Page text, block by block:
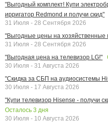
"Выгодный комплект! Купи
ирригатор Redmond и получи скид"
31 Июля - 28 Сентября 2026
"Выгодные цены на хозяйственные
31 Июля - 28 Сентября 2026
"Выгодная цена на телевизор LG!"
30 Июля - 31 Августа 2026
"Скидка за СБП на аудиосистемы
30 Июля - 17 Августа 2026
"Купи телевизор Hisense - получи
Осталось 3 дня
30 Июля - 10 Августа 2026